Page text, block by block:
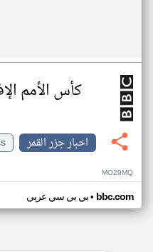
كأس الأمم
اخبار جزر القمر
MO29MQ
بي بي سي عربي• bbc.com